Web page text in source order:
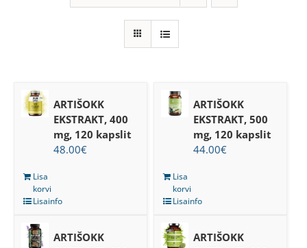
ARTIŠOKK
EKSTRAKT, 400
mg, 120 kapslit
48.00€
Lisa
korvi
Lisainfo
ARTIŠOKK
EKSTRAKT, 500
mg, 120 kapslit
44.00€
Lisa
korvi
Lisainfo
ARTIŠOKK
ARTIŠOKK